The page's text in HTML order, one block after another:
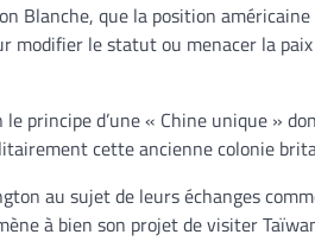
Blanche, que la position
modifier le statut ou menacer la
principe d’une « Chine unique »
cette ancienne colonie
au sujet de leurs échanges
à bien son projet de visiter